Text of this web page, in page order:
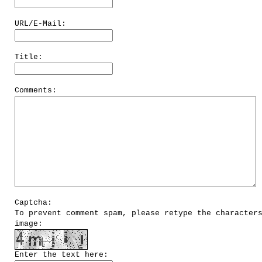
URL/E-Mail:
Title:
Comments:
Captcha:
To prevent comment spam, please retype the
image:
Enter the text here: